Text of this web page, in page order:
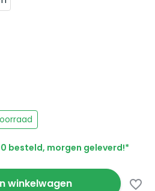
besteld, morgen geleverd!*
winkelwagen